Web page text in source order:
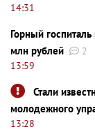
14:31
Горный
млн рублей
2
13:59
Стали
молодежного
13:28